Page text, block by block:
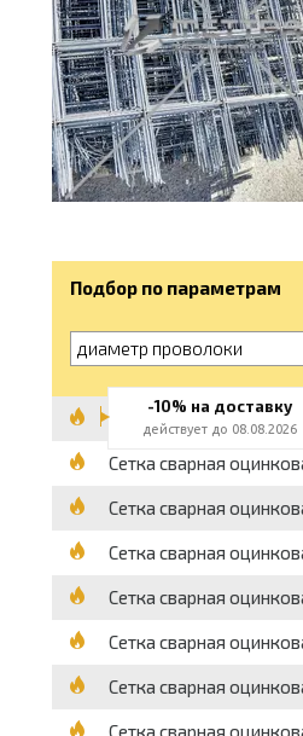
Подбор по параметрам
диаметр проволоки
Сетка сварная
Сетка сварная
Сетка сварная
Сетка сварная
Сетка сварная
Сетка сварная
Сетка сварная
Сетка сварная
-10% на доставку
действует до 08.08.2026